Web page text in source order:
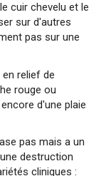
cuir chevelu et le
sur d'autres
pas sur une
relief de
rouge ou
d'une plaie
pas mais a un
destruction
cliniques :